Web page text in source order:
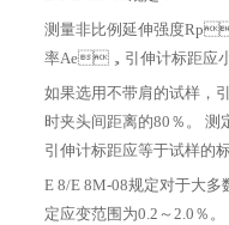
测量非比例延伸强度
率Ae，引伸计标距应小于
如果选用不带肩的试样
时夹头间距离的80％。
引伸计标距应等于试样的标距
E 8/E 8M-08规定对于大多
定应变范围为0.2～2.0％。